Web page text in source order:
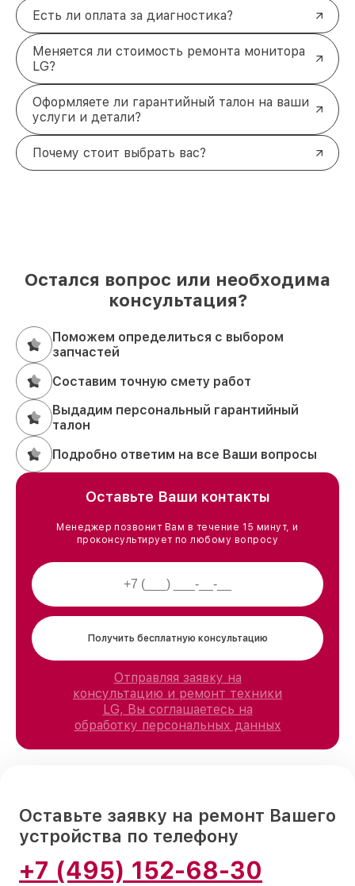
Есть ли оплата за диагностика?
Меняется ли стоимость ремонта монитора
LG?
Оформляете ли гарантийный талон на ваши
услуги и детали?
Почему стоит выбрать вас?
Остался вопрос или необходима
консультация?
Поможем определиться с выбором
запчастей
Составим точную смету работ
Выдадим персональный гарантийный
талон
Подробно ответим на все Ваши вопросы
Оставьте Ваши контакты
Менеджер позвонит Вам в течение 15 минут, и
проконсультирует по любому вопросу
Получить бесплатную консультацию
Отправляя заявку на
консультацию и ремонт техники
LG, Вы соглашаетесь на
обработку персональных данных
Оставьте заявку на ремонт Вашего
устройства по телефону
+7 (495) 152-68-30